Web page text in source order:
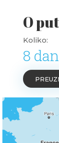
O
Koliko:
8